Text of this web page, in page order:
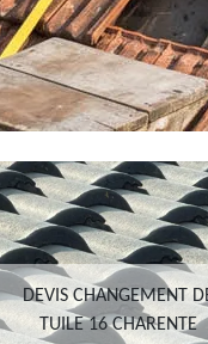
DEVIS CHANGEMENT
TUILE 16 CHARENTE